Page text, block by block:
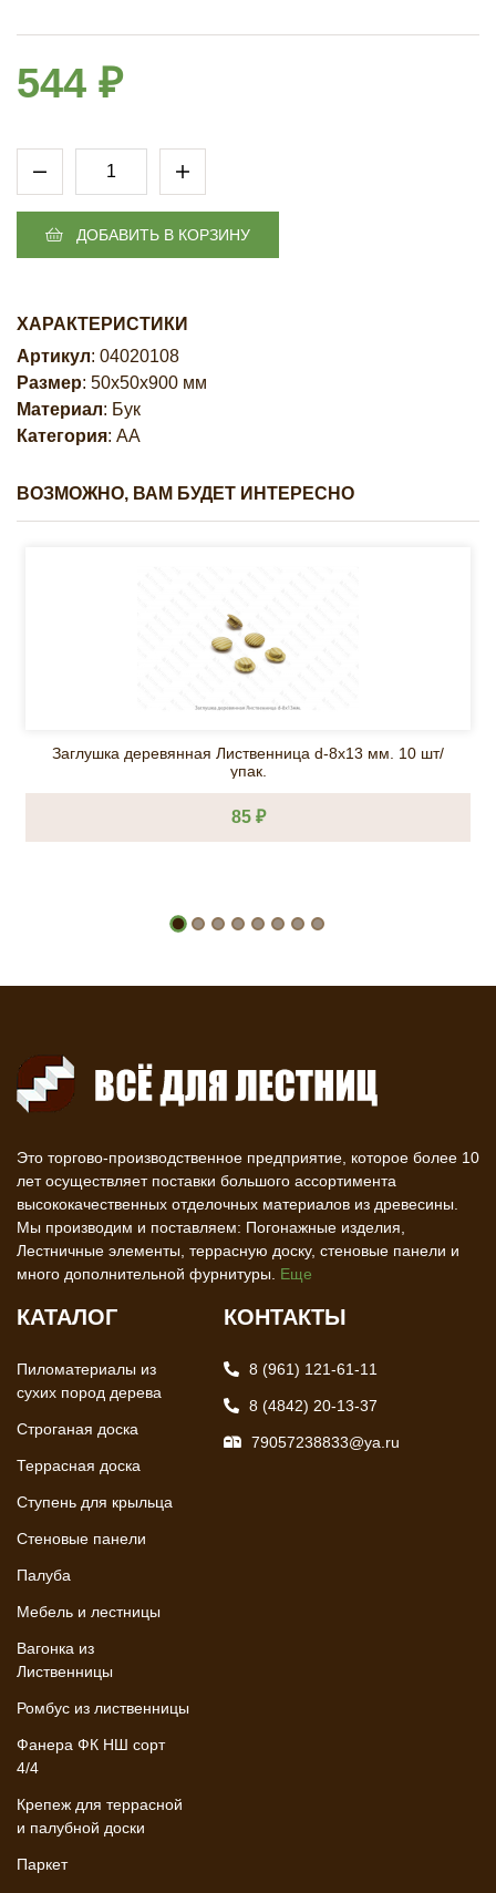
544 ₽
ДОБАВИТЬ В КОРЗИНУ
ХАРАКТЕРИСТИКИ
Артикул: 04020108
Размер: 50х50х900 мм
Материал: Бук
Категория: АА
ВОЗМОЖНО, ВАМ БУДЕТ ИНТЕРЕСНО
Заглушка деревянная Лиственница d-8х13 мм. 10 шт/
упак.
85 ₽
Это торгово-производственное предприятие, которое более 10
лет осуществляет поставки большого ассортимента
высококачественных отделочных материалов из древесины.
Мы производим и поставляем: Погонажные изделия,
Лестничные элементы, террасную доску, стеновые панели и
много дополнительной фурнитуры. Еще
КАТАЛОГ
Пиломатериалы из
сухих пород дерева
Строганая доска
Террасная доска
Ступень для крыльца
Стеновые панели
Палуба
Мебель и лестницы
Вагонка из
Лиственницы
Ромбус из лиственницы
Фанера ФК НШ сорт
4/4
Крепеж для террасной
и палубной доски
Паркет
КОНТАКТЫ
8 (961) 121-61-11
8 (4842) 20-13-37
79057238833@ya.ru